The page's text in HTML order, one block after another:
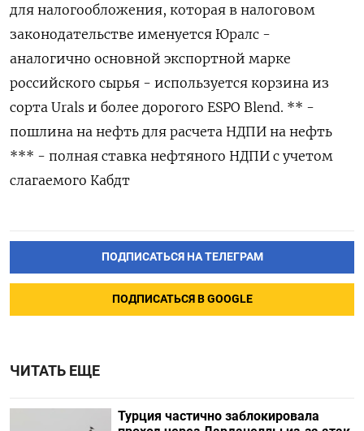
для налогообложения, которая в налоговом
законодательстве именуется Юралс -
аналогично основной ⁠экспортной марке
российского сырья - используется корзина из
сорта Urals и более дорогого ESPO Blend. ** -
пошлина на нефть для расчета НДПИ на нефть
*** - полная ставка нефтяного НДПИ с учетом
слагаемого Кабдт
ПОДПИСАТЬСЯ НА ТЕЛЕГРАМ
ПОДПИСАТЬСЯ В GOOGLE
ЧИТАТЬ ЕЩЕ
Турция частично заблокировала